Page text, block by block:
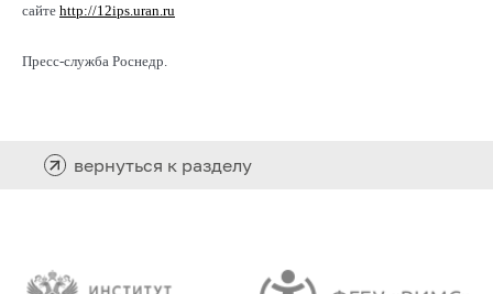
сайте http://12ips.uran.ru
Пресс-служба Роснедр.
вернуться к разделу